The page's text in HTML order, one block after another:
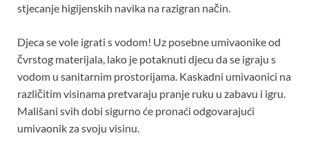
stjecanje higijenskih navika na razigran način.
Djeca se vole igrati s vodom! Uz posebne umivaonike od
čvrstog materijala, lako je potaknuti djecu da se igraju s
vodom u sanitarnim prostorijama. Kaskadni umivaonici na
različitim visinama pretvaraju pranje ruku u zabavu i igru.
Mališani svih dobi sigurno će pronaći odgovarajući
umivaonik za svoju visinu.